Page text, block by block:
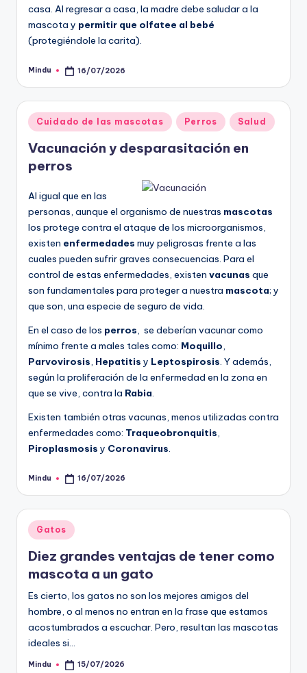
casa. Al regresar a casa, la madre debe saludar a la
mascota y permitir que olfatee al bebé
(protegiéndole la carita).
Publicado
Mindu 16/07/2026
Publicado
en
Cuidado de las mascotas Perros Salud
Vacunación y desparasitación en
perros
Al igual que en las
personas, aunque el organismo de nuestras mascotas
los protege contra el ataque de los microorganismos,
existen enfermedades muy peligrosas frente a las
cuales pueden sufrir graves consecuencias. Para el
control de estas enfermedades, existen vacunas que
son fundamentales para proteger a nuestra mascota; y
que son, una especie de seguro de vida.
En el caso de los perros, se deberían vacunar como
mínimo frente a males tales como: Moquillo,
Parvovirosis, Hepatitis y Leptospirosis. Y además,
según la proliferación de la enfermedad en la zona en
que se vive, contra la Rabia.
Existen también otras vacunas, menos utilizadas contra
enfermedades como: Traqueobronquitis,
Piroplasmosis y Coronavirus.
Publicado
Mindu 16/07/2026
Publicado
en
Gatos
Diez grandes ventajas de tener como
mascota a un gato
Es cierto, los gatos no son los mejores amigos del
hombre, o al menos no entran en la frase que estamos
acostumbrados a escuchar. Pero, resultan las mascotas
ideales si…
Publicado
Mindu 15/07/2026